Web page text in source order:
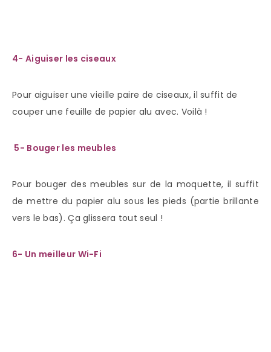
4- Aiguiser les ciseaux
Pour aiguiser une vieille paire de ciseaux, il suffit de
couper une feuille de papier alu avec. Voilà !
5- Bouger les meubles
Pour bouger des meubles sur de la moquette, il suffit
de mettre du papier alu sous les pieds (partie brillante
vers le bas). Ça glissera tout seul !
6- Un meilleur Wi-Fi